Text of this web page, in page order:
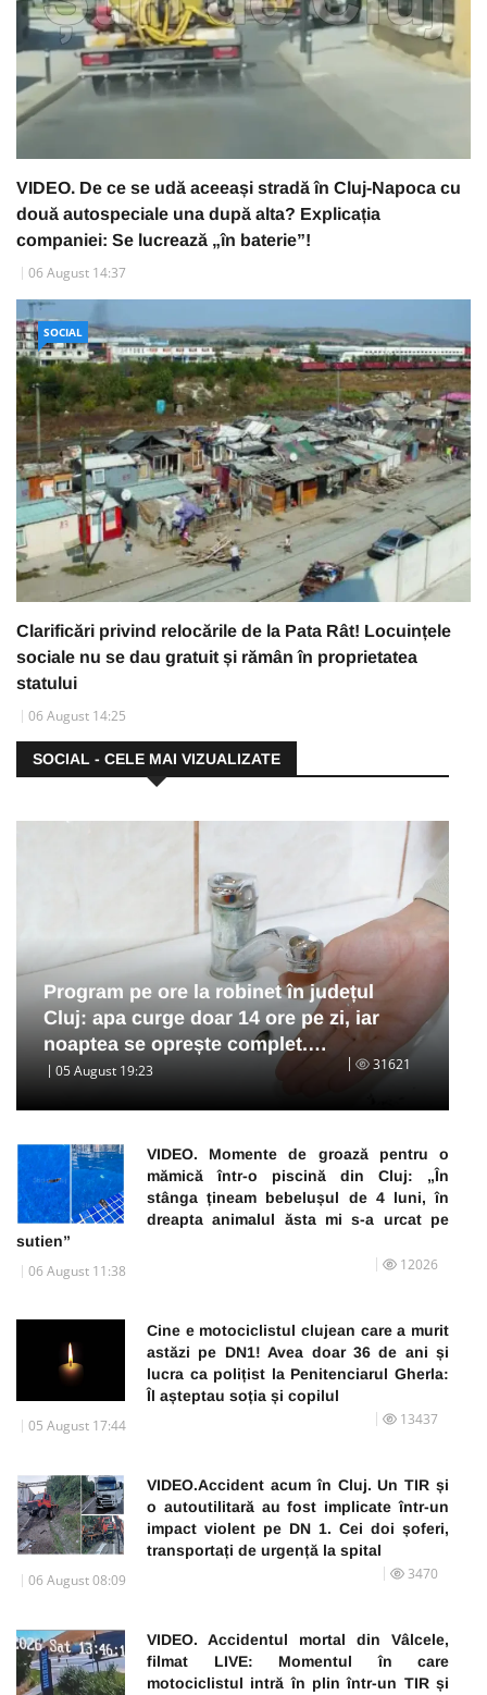
VIDEO. De ce se udă aceeași stradă în Cluj-Napoca cu
două autospeciale una după alta? Explicația
companiei: Se lucrează „în baterie”!
06 August 14:37
SOCIAL
Clarificări privind relocările de la Pata Rât! Locuințele
sociale nu se dau gratuit și rămân în proprietatea
statului
06 August 14:25
SOCIAL - CELE MAI VIZUALIZATE
Program pe ore la robinet în județul
Cluj: apa curge doar 14 ore pe zi, iar
noaptea se oprește complet.…
05 August 19:23 31621
VIDEO. Momente de groază pentru o
mămică într-o piscină din Cluj: „În
stânga țineam bebelușul de 4 luni, în
dreapta animalul ăsta mi s-a urcat pe
sutien”
06 August 11:38 12026
Cine e motociclistul clujean care a murit
astăzi pe DN1! Avea doar 36 de ani și
lucra ca polițist la Penitenciarul Gherla:
Îl așteptau soția și copilul
05 August 17:44 13437
VIDEO.Accident acum în Cluj. Un TIR și
o autoutilitară au fost implicate într-un
impact violent pe DN 1. Cei doi șoferi,
transportați de urgență la spital
06 August 08:09 3470
VIDEO. Accidentul mortal din Vâlcele,
filmat LIVE: Momentul în care
motociclistul intră în plin într-un TIR și